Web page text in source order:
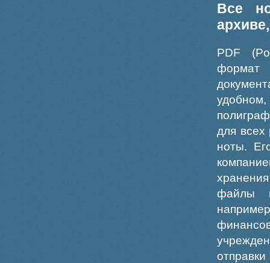
Все
PDF
формат
для всех
ноты.
файлы